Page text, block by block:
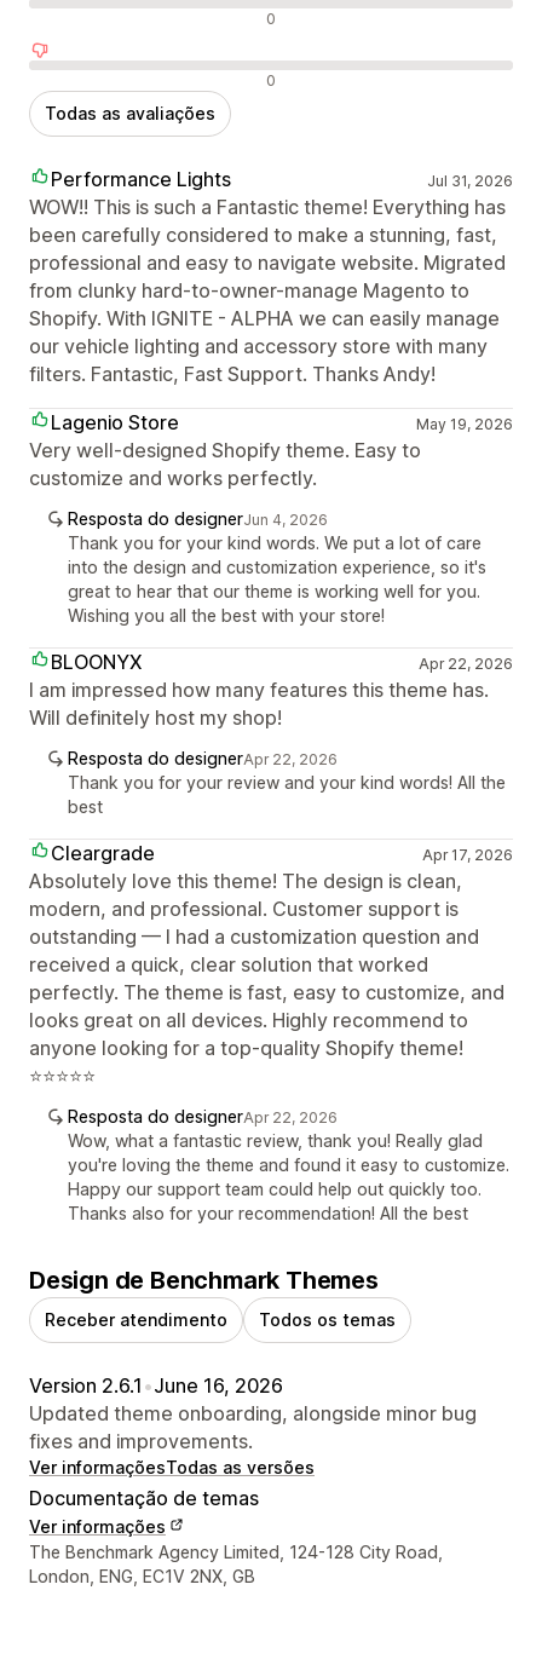
Avaliações neutras 0
Avaliações negativas 0
Todas as avaliações
Performance Lights Jul 31, 2026
WOW!! This is such a Fantastic theme! Everything has
been carefully considered to make a stunning, fast,
professional and easy to navigate website. Migrated
from clunky hard-to-owner-manage Magento to
Shopify. With IGNITE - ALPHA we can easily manage
our vehicle lighting and accessory store with many
filters. Fantastic, Fast Support. Thanks Andy!
Lagenio Store
May 19, 2026
Very well-designed Shopify theme. Easy to
customize and works perfectly.
Resposta do designerJun 4, 2026
Thank you for your kind words. We put a lot of care
into the design and customization experience, so it's
great to hear that our theme is working well for you.
Wishing you all the best with your store!
BLOONYX Apr 22, 2026
I am impressed how many features this theme has.
Will definitely host my shop!
Resposta do designerApr 22, 2026
Thank you for your review and your kind words! All the
best
Cleargrade Apr 17, 2026
Absolutely love this theme! The design is clean,
modern, and professional. Customer support is
outstanding — I had a customization question and
received a quick, clear solution that worked
perfectly. The theme is fast, easy to customize, and
looks great on all devices. Highly recommend to
anyone looking for a top-quality Shopify theme!
⭐⭐⭐⭐⭐
Resposta do designerApr 22, 2026
Wow, what a fantastic review, thank you! Really glad
you're loving the theme and found it easy to customize.
Happy our support team could help out quickly too.
Thanks also for your recommendation! All the best
Design de Benchmark Themes
Receber atendimento Todos os temas
Version 2.6.1 •June 16, 2026
Updated theme onboarding, alongside minor bug
fixes and improvements.
Ver informaçõesTodas as versões
Documentação de temas
Ver informações
Informações de contato do designer
The Benchmark Agency Limited, 124-128 City Road,
London, ENG, EC1V 2NX, GB